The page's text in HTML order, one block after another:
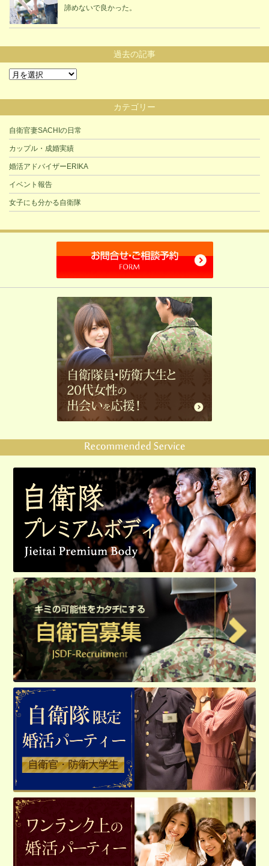
諦めないで良かった。
過去の記事
の
カテゴリー
自衛官妻SACHIの日常
カップル・成婚実績
婚活アドバイザーERIKA
イベント報告
女子にも分かる自衛隊